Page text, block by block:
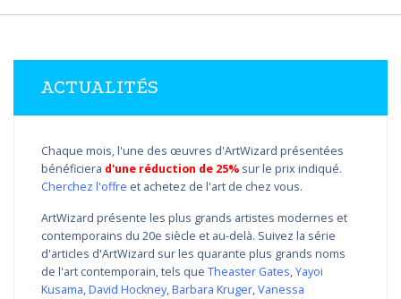
ACTUALITÉS
Chaque mois, l'une des œuvres d'ArtWizard présentées
bénéficiera d'une réduction de 25% sur le prix indiqué.
Cherchez l'offre et achetez de l'art de chez vous.
ArtWizard présente les plus grands artistes modernes et
contemporains du 20e siècle et au-delà. Suivez la série
d'articles d'ArtWizard sur les quarante plus grands noms
de l'art contemporain, tels que Theaster Gates,Yayoi
Kusama,David Hockney,Barbara Kruger,Vanessa